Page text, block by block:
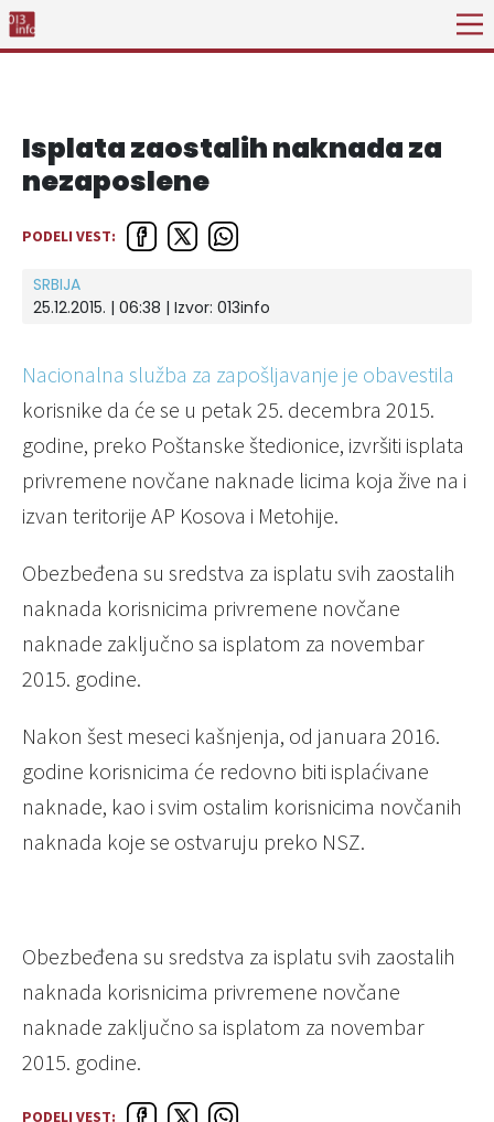
Isplata zaostalih naknada za
nezaposlene
PODELI VEST:
SRBIJA
25.12.2015. | 06:38 | Izvor: 013info
Nacionalna služba za zapošljavanje je obavestila
korisnike da će se u petak 25. decembra 2015.
godine, preko Poštanske štedionice, izvršiti isplata
privremene novčane naknade licima koja žive na i
izvan teritorije AP Kosova i Metohije.
Obezbeđena su sredstva za isplatu svih zaostalih
naknada korisnicima privremene novčane
naknade zaključno sa isplatom za novembar
2015. godine.
Nakon šest meseci kašnjenja, od januara 2016.
godine korisnicima će redovno biti isplaćivane
naknade, kao i svim ostalim korisnicima novčanih
naknada koje se ostvaruju preko NSZ.
Obezbeđena su sredstva za isplatu svih zaostalih
naknada korisnicima privremene novčane
naknade zaključno sa isplatom za novembar
2015. godine.
PODELI VEST: